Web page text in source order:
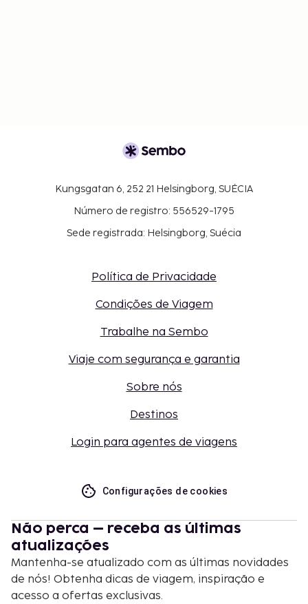
Kungsgatan 6, 252 21 Helsingborg, SUÉCIA
Número de registro: 556529-1795
Sede registrada: Helsingborg, Suécia
Política de Privacidade
Condições de Viagem
Trabalhe na Sembo
Viaje com segurança e garantia
Sobre nós
Destinos
Login para agentes de viagens
Configurações de cookies
Não perca – receba as últimas
atualizações
Mantenha-se atualizado com as últimas novidades
de nós! Obtenha dicas de viagem, inspiração e
acesso a ofertas exclusivas.